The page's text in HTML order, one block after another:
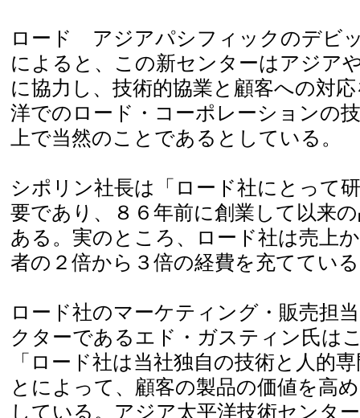
ロード アジアパシフィックのデビ
によると、この新センターはアジア
に協力し、技術的協業と顧客への対
洋でのロード・コーポレーションの
上で当然のことであるとしている。
シポリン社長は「ロード社にとって
要であり、８６年前に創業して以来
ある。実のところ、ロード社は売上
者の２倍から３倍の経費を充ててい
ロード社のマーケティング・販売担
クターであるエド・ガスティン氏は
「ロード社は当社独自の技術と人的
とによって、顧客の製品の価値を高
している。アジア太平洋技術センタ